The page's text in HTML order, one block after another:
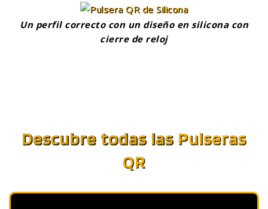
Un perfil correcto con un diseño en silicona con
cierre de reloj
Descubre todas las Pulseras
QR